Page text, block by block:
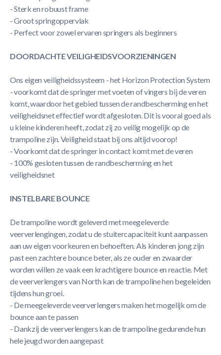
- Sterk en robuust frame
- Groot springoppervlak
- Perfect voor zowel ervaren springers als beginners
DOORDACHTE VEILIGHEIDSVOORZIENINGEN
Ons eigen veiligheidssysteem - het Horizon Protection System
- voorkomt dat de springer met voeten of vingers bij de veren
komt, waardoor het gebied tussen de randbescherming en het
veiligheidsnet effectief wordt afgesloten. Dit is vooral goed als
u kleine kinderen heeft, zodat zij zo veilig mogelijk op de
trampoline zijn. Veiligheid staat bij ons altijd voorop!
- Voorkomt dat de springer in contact komt met de veren
- 100% gesloten tussen de randbescherming en het
veiligheidsnet
INSTELBARE BOUNCE
De trampoline wordt geleverd met meegeleverde
veerverlengingen, zodat u de stuitercapaciteit kunt aanpassen
aan uw eigen voorkeuren en behoeften. Als kinderen jong zijn
past een zachtere bounce beter, als ze ouder en zwaarder
worden willen ze vaak een krachtigere bounce en reactie. Met
de veerverlengers van North kan de trampoline hen begeleiden
tijdens hun groei.
- De meegeleverde veerverlengers maken het mogelijk om de
bounce aan te passen
- Dankzij de veerverlengers kan de trampoline gedurende hun
hele jeugd worden aangepast